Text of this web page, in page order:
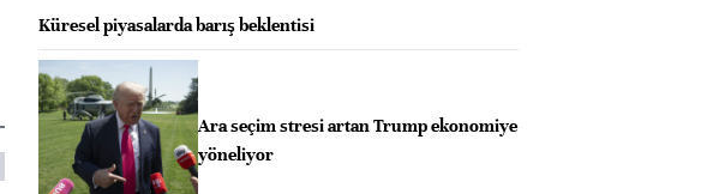
Küresel piyasalarda barış beklentisi
Ara seçim stresi artan Trump ekonomiye
yöneliyor